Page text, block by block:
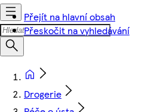
Přejít na hlavní obsah
Přeskočit na vyhledávání
Drogerie